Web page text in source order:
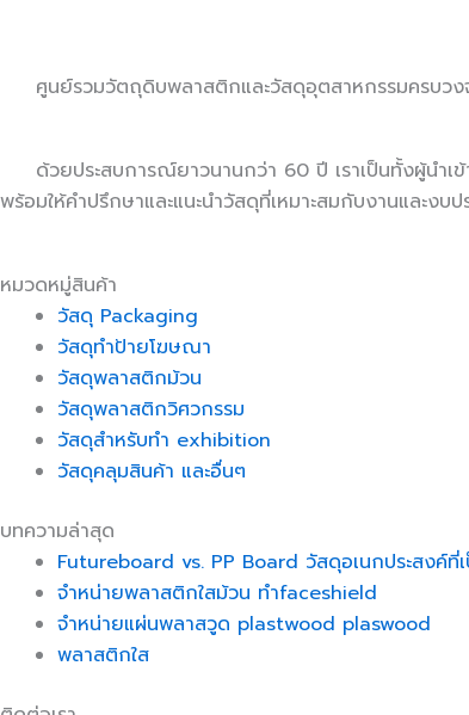
ศูนย์รวมวัตถุดิบพลาสติกและวัสดุอุตสาหกรรมครบวงจ
ด้วยประสบการณ์ยาวนานกว่า 60 ปี เราเป็นทั้งผู้นำเ
พร้อมให้คำปรึกษาและแนะนำวัสดุที่เหมาะสมกับงานและงบ
หมวดหมู่สินค้า
วัสดุ Packaging
วัสดุทำป้ายโฆษณา
วัสดุพลาสติกม้วน
วัสดุพลาสติกวิศวกรรม
วัสดุสำหรับทำ exhibition
วัสดุคลุมสินค้า และอื่นๆ
บทความล่าสุด
Futureboard vs. PP Board วัสดุอเนกประสงค์ที่
จำหน่ายพลาสติกใสม้วน ทำfaceshield
จำหน่ายแผ่นพลาสวูด plastwood plaswood
พลาสติกใส